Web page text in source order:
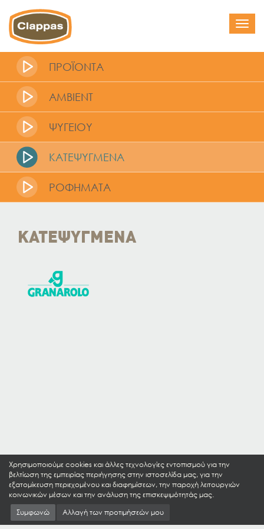
Χρησιμοποιούμε cookies και άλλες τεχνολογίες εντοπισμού για την
βελτίωση της εμπειρίας περιήγησης στην ιστοσελίδα μας, για την
εξατομίκευση περιεχομένου και διαφημίσεων, την παροχή λειτουργιών
κοινωνικών μέσων και την ανάλυση της επισκεψιμότητάς μας.
Συμφωνώ
Αλλαγή των προτιμήσεών μου
ΠΡΟΪΟΝΤΑ
AMBIENT
ΨΥΓΕΙΟΥ
ΚΑΤΕΨΥΓΜΕΝΑ
ΡΟΦΗΜΑΤΑ
ΚΑΤΕΨΥΓΜΕΝΑ